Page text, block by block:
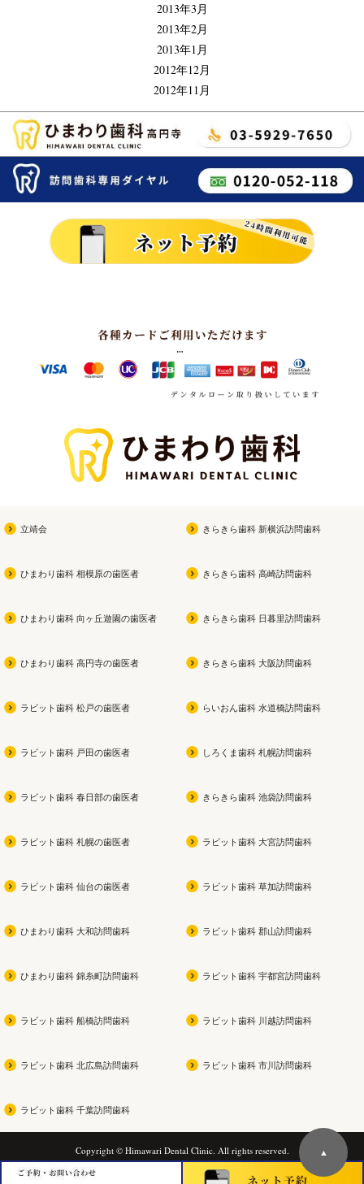
2013年3月
2013年2月
2013年1月
2012年12月
2012年11月
立靖会
ひまわり歯科 相模原の歯医者
ひまわり歯科 向ヶ丘遊園の歯医者
ひまわり歯科 高円寺の歯医者
ラビット歯科 松戸の歯医者
ラビット歯科 戸田の歯医者
ラビット歯科 春日部の歯医者
ラビット歯科 札幌の歯医者
ラビット歯科 仙台の歯医者
ひまわり歯科 大和訪問歯科
ひまわり歯科 錦糸町訪問歯科
ラビット歯科 船橋訪問歯科
ラビット歯科 北広島訪問歯科
ラビット歯科 千葉訪問歯科
きらきら歯科 新横浜訪問歯科
きらきら歯科 高崎訪問歯科
きらきら歯科 日暮里訪問歯科
きらきら歯科 大阪訪問歯科
らいおん歯科 水道橋訪問歯科
しろくま歯科 札幌訪問歯科
きらきら歯科 池袋訪問歯科
ラビット歯科 大宮訪問歯科
ラビット歯科 草加訪問歯科
ラビット歯科 郡山訪問歯科
ラビット歯科 宇都宮訪問歯科
ラビット歯科 川越訪問歯科
ラビット歯科 市川訪問歯科
Copyright © Himawari Dental Clinic. All rights reserved. ▲